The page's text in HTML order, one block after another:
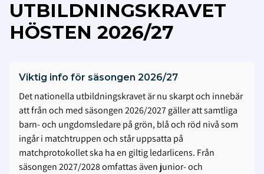
UTBILDNINGSKRAVET
HÖSTEN 2026/27
Viktig info för säsongen 2026/27
Det nationella utbildningskravet är nu skarpt och innebär
att från och med säsongen 2026/2027 gäller att samtliga
barn- och ungdomsledare på grön, blå och röd nivå som
ingår i matchtruppen och står uppsatta på
matchprotokollet ska ha en giltig ledarlicens. Från
säsongen 2027/2028 omfattas även junior- och